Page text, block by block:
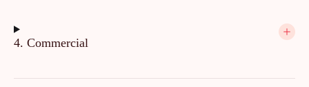
4. Commercial